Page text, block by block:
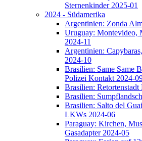
Sternenkinder 2025-01
2024 - Südamerika
Argentinien: Zonda
Uruguay:
2024-11
Argentinien:
2024-10
Brasilien: Same Same
Polizei Kontakt 2024-
Brasilien:
Brasilien:
Brasilien: Salto del
LKWs 2024-06
Paraguay: Kirchen,
Gasadapter 2024-05